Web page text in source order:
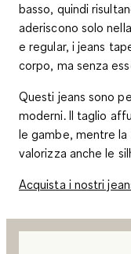
basso, quindi
aderiscono solo
e regular, i jeans
corpo, ma senza
Questi jeans sono
moderni. Il taglio
le gambe, mentre
valorizza anche le
Acquista i nostri